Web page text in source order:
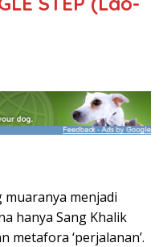
muaranya menjadi
hanya Sang Khalik
metafora ‘perjalanan’.